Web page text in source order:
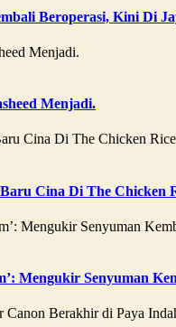
Beroperasi, Kini Di
Menjadi.
Cina Di The Chicken
Mengukir Senyuman